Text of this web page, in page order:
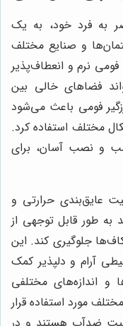
به فرد خود، به یک
و صنایع مختلف
نرم و انعطاف‌پذیر
فضاهای خالی بین
فومی باعث می‌شود
مختلف استفاده کرد.
و نصب آسان، برای
عایق‌بندی حرارتی و
به طور قابل توجهی از
جلوگیری کند. این
آرام و دلپذیر کمک
اندازه‌های مختلفی
مورد استفاده قرار